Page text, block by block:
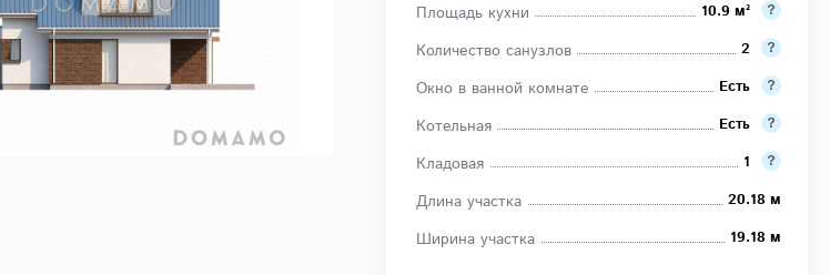
Площадь кухни 10.9 м²
Количество санузлов 2
Окно в ванной комнате Есть
Котельная Есть
Кладовая 1
Длина участка 20.18 м
Ширина участка 19.18 м